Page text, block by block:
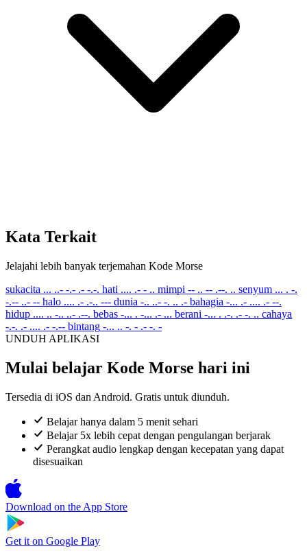
Kata Terkait
Jelajahi lebih banyak terjemahan Kode Morse
sukacita ... ..- -.- .- -.-. hati .... .- - .. mimpi -- .. -- .--. .. senyum ... . -.
-.-- ..- -- halo .... .- .-.. --- dunia -.. ..- -. .. .- bahagia -... .- .... .- --.
hidup .... .. -.. ..- .--. bebas -... . -... .- ... berani -... . .-. .- -. .. cahaya
-.-. .- .... .- -.-- bintang -... .. -. - .- -. -
UNDUH APLIKASI
Mulai belajar Kode Morse hari ini
Tersedia di iOS dan Android. Gratis untuk diunduh.
Belajar hanya dalam 5 menit sehari
Belajar 5x lebih cepat dengan pengulangan berjarak
Perangkat audio lengkap dengan kecepatan yang dapat
disesuaikan
Download on the App Store
Get it on Google Play